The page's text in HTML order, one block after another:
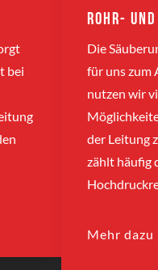
bei
Rohr-
Die
für uns zum
nutzen wir
der Leitung
zählt häufig
Mehr dazu